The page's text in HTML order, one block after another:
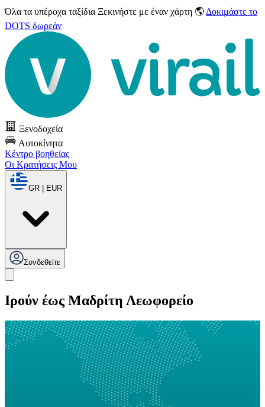
Όλα τα υπέροχα ταξίδια Ξεκινήστε με έναν χάρτη 🌎 Δοκιμάστε το
DOTS δωρεάν
Ξενοδοχεία
Αυτοκίνητα
Κέντρο βοηθείας
Οι Κρατήσεις Μου
GR | EUR
Συνδεθείτε
Ιρούν έως Μαδρίτη Λεωφορείο